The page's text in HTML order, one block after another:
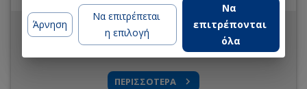
ΔΕΞΙΟΤΗΤΑ: Γενική ΓΛΩΣΣΑ:Ελληνικά
1 - 3 ώρες
ΠΕΡΙΣΣΟΤΕΡΑ
Άρνηση
Να επιτρέπεται
η επιλογή
Να
επιτρέπονται
όλα